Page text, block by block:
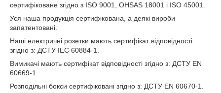
сертифіковане згідно з ISO 9001, OHSAS 18001 і ISO 45001.
Уся наша продукція сертифікована, а деякі вироби
запатентовані.
Наші електричні розетки мають сертифікат відповідності
згідно з: ДСТУ IEC 60884-1.
Вимикачі мають сертифікат відповідності згідно з: ДСТУ EN
60669-1.
Розподільні бокси сертифіковані згідно з: ДСТУ EN 60670-1.